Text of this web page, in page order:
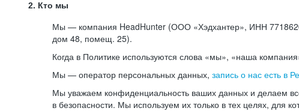
2. Кто мы
Мы — компания HeadHunter (ООО «Хэдхантер», ИНН
дом 48, помещ. 25).
Когда в Политике используются слова «мы», «наша
Мы — оператор персональных данных, запись о нас есть в
Мы уважаем конфиденциальность ваших данных и делаем
в безопасности. Мы используем их только в тех целях, для